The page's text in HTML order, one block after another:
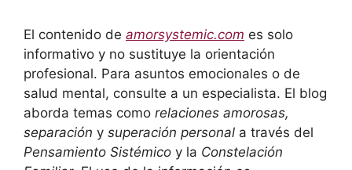
El contenido de amorsystemic.com es solo
informativo y no sustituye la orientación
profesional. Para asuntos emocionales o de
salud mental, consulte a un especialista. El blog
aborda temas como relaciones amorosas,
separación y superación personal a través del
Pensamiento Sistémico y la Constelación